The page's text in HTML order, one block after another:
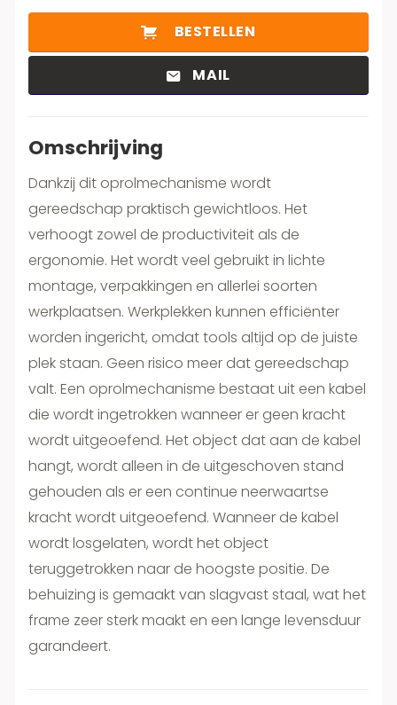
BESTELLEN
MAIL
Omschrijving
Dankzij dit oprolmechanisme wordt
gereedschap praktisch gewichtloos. Het
verhoogt zowel de productiviteit als de
ergonomie. Het wordt veel gebruikt in lichte
montage, verpakkingen en allerlei soorten
werkplaatsen. Werkplekken kunnen efficiënter
worden ingericht, omdat tools altijd op de juiste
plek staan. Geen risico meer dat gereedschap
valt. Een oprolmechanisme bestaat uit een kabel
die wordt ingetrokken wanneer er geen kracht
wordt uitgeoefend. Het object dat aan de kabel
hangt, wordt alleen in de uitgeschoven stand
gehouden als er een continue neerwaartse
kracht wordt uitgeoefend. Wanneer de kabel
wordt losgelaten, wordt het object
teruggetrokken naar de hoogste positie. De
behuizing is gemaakt van slagvast staal, wat het
frame zeer sterk maakt en een lange levensduur
garandeert.